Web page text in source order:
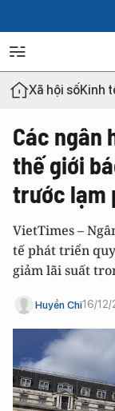
Xã hội sốKinh
Các ngân
thế giới
trước lạm
VietTimes –
tế phát triển
giảm lãi suất
Huyền Chi16/